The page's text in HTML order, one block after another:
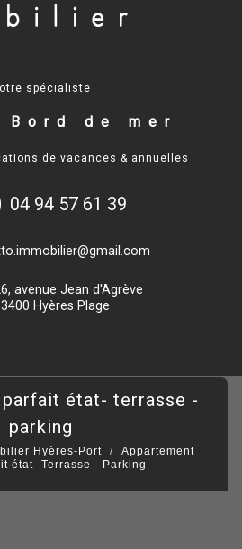
spécialiste
Bord de mer
de vacances & annuelles
04 94 57 61 39
avenue Jean d'Agrève
Hyères Plage
parking
Hyères-Port
Appartement
état- Terrasse - Parking